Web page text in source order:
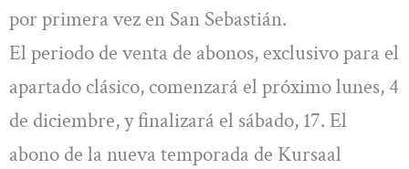
por primera vez en San Sebastián.
El periodo de venta de abonos, exclusivo para el
apartado clásico, comenzará el próximo lunes, 4
de diciembre, y finalizará el sábado, 17. El
abono de la nueva temporada de Kursaal